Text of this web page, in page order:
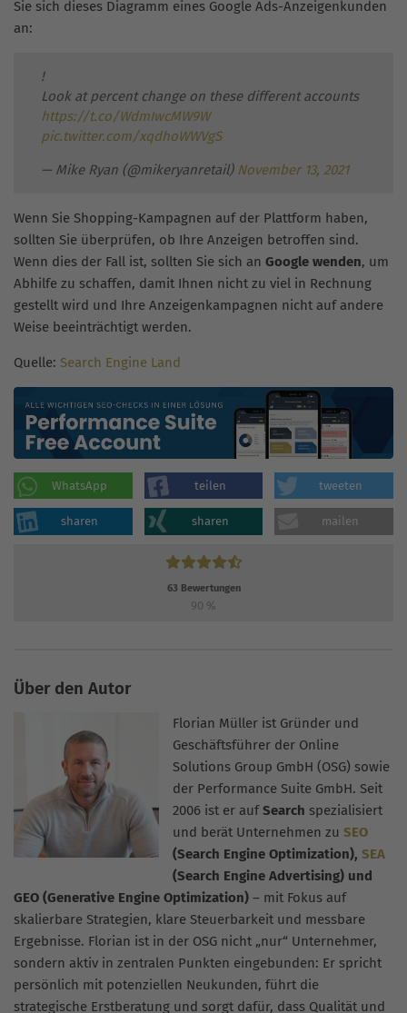
Sie sich dieses Diagramm eines Google Ads-Anzeigenkunden
an:
!
Look at percent change on these different accounts
https://t.co/WdmIwcMW9W
pic.twitter.com/xqdhoWWVgS
— Mike Ryan (@mikeryanretail) November 13, 2021
Wenn Sie Shopping-Kampagnen auf der Plattform haben,
sollten Sie überprüfen, ob Ihre Anzeigen betroffen sind.
Wenn dies der Fall ist, sollten Sie sich an Google wenden, um
Abhilfe zu schaffen, damit Ihnen nicht zu viel in Rechnung
gestellt wird und Ihre Anzeigenkampagnen nicht auf andere
Weise beeinträchtigt werden.
Quelle: Search Engine Land
WhatsApp teilen tweeten
sharen sharen mailen
63 Bewertungen
90 %
Über den Autor
Florian Müller ist Gründer und
Geschäftsführer der Online
Solutions Group GmbH (OSG) sowie
der Performance Suite GmbH. Seit
2006 ist er aufSearch spezialisiert
und berät Unternehmen zu SEO
(Search Engine Optimization), SEA
(Search Engine Advertising) und
GEO (Generative Engine Optimization) – mit Fokus auf
skalierbare Strategien, klare Steuerbarkeit und messbare
Ergebnisse. Florian ist in der OSG nicht „nur“ Unternehmer,
sondern aktiv in zentralen Punkten eingebunden: Er spricht
persönlich mit potenziellen Neukunden, führt die
strategische Erstberatung und sorgt dafür, dass Qualität und